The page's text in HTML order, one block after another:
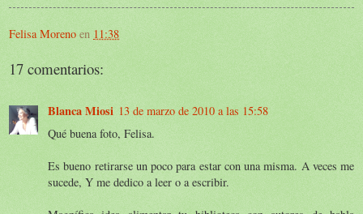
Felisa Moreno en 11:38
17 comentarios:
Blanca Miosi 13 de marzo de 2010 a las 15:58
Qué buena foto, Felisa.
Es bueno retirarse un poco para estar con una misma. A veces me
sucede, Y me dedico a leer o a escribir.